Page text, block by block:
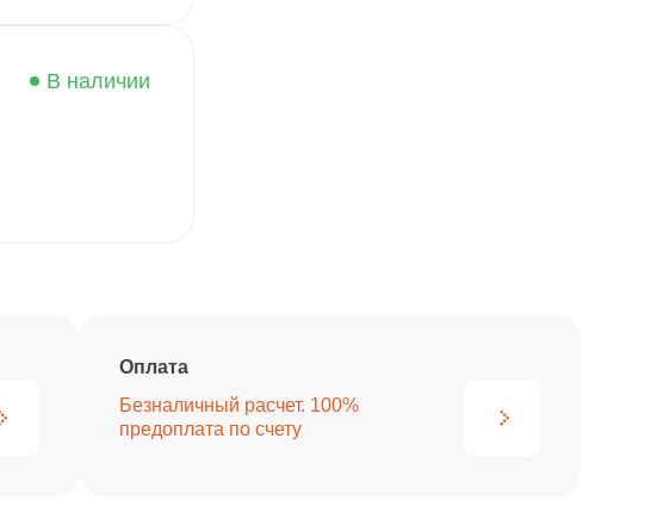
В наличии
Оплата
Безналичный расчет. 100%
предоплата по счету